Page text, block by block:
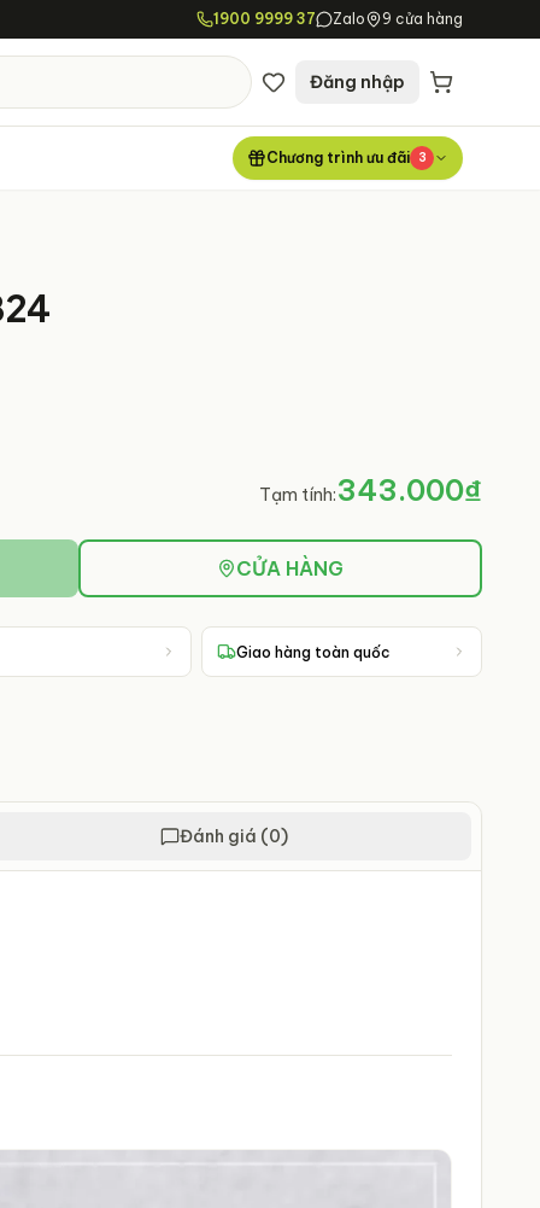
1900 9999 37 Zalo 9 cửa hàng
Đăng nhập
Chương trình ưu đãi 3
Tạm tính:343.000₫
CỬA HÀNG
Giao hàng toàn quốc
Đánh giá (0)